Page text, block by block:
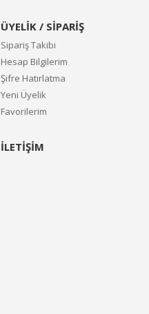
ÜYELİK / SİPARİŞ
Sipariş Takibi
Hesap Bilgilerim
Şifre Hatırlatma
Yeni Üyelik
Favorilerim
İLETİŞİM